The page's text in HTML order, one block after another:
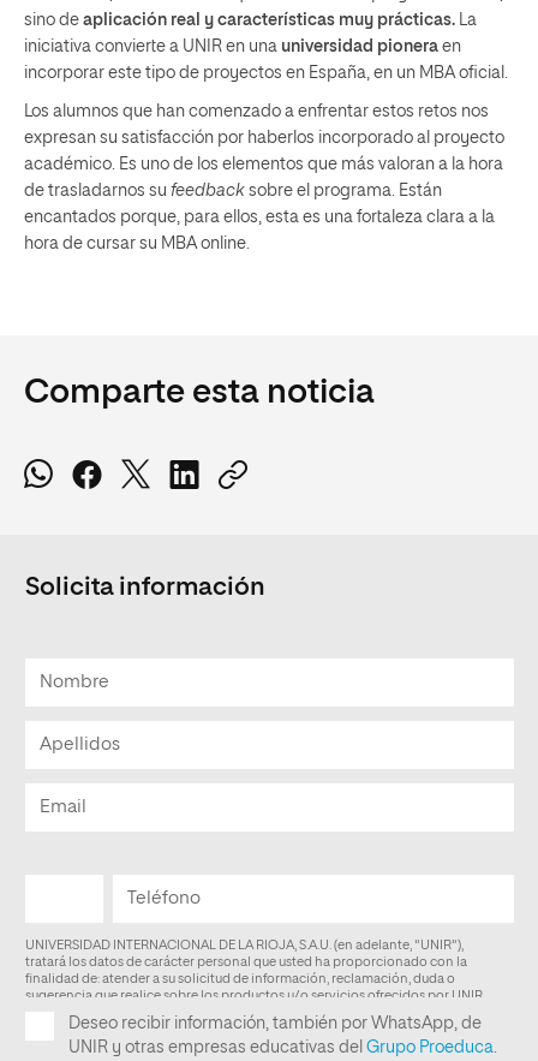
sino de aplicación real y características muy prácticas. La
iniciativa convierte a UNIR en una universidad pionera en
incorporar este tipo de proyectos en España, en un MBA oficial.
Los alumnos que han comenzado a enfrentar estos retos nos
expresan su satisfacción por haberlos incorporado al proyecto
académico. Es uno de los elementos que más valoran a la hora
de trasladarnos su feedback sobre el programa. Están
encantados porque, para ellos, esta es una fortaleza clara a la
hora de cursar su MBA online.
Comparte esta noticia
Solicita información